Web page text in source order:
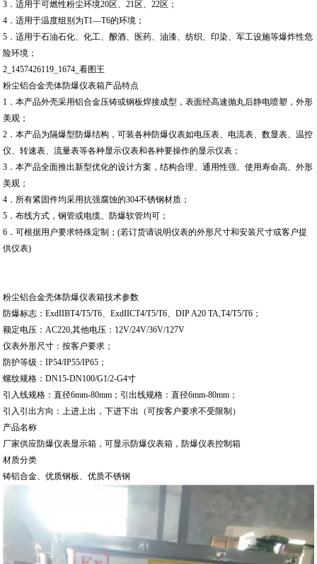
3．适用于可燃性粉尘环境20区、21区、22区；
4．适用于温度组别为T1—T6的环境；
5．适用于石油石化、化工、酿酒、医药、油漆、纺织、印染、军工设施等爆炸性危
险环境；
2_1457426119_1674_看图王
粉尘铝合金壳体防爆仪表箱产品特点
1．本产品外壳采用铝合金压铸或钢板焊接成型，表面经高速抛丸后静电喷塑，外形
美观；
2．本产品为隔爆型防爆结构，可装各种防爆仪表如电压表、电流表、数显表、温控
仪、转速表、流量表等各种显示仪表和各种要操作的显示仪表；
3．本产品全面推出新型优化的设计方案，结构合理、通用性强、使用寿命高、外形
美观；
4．所有紧固件均采用抗强腐蚀的304不锈钢材质；
5．布线方式，钢管或电缆、防爆软管均可；
6．可根据用户要求特殊定制；(若订货请说明仪表的外形尺寸和安装尺寸或客户提
供仪表)
粉尘铝合金壳体防爆仪表箱技术参数
防爆标志：ExdIIBT4/T5/T6、ExdIICT4/T5/T6、DIP A20 TA,T4/T5/T6；
额定电压：AC220,其他电压：12V/24V/36V/127V
仪表外形尺寸：按客户要求；
防护等级：IP54/IP55/IP65；
螺纹规格：DN15-DN100/G1/2-G4寸
引入线规格：直径6mm-80mm；引出线规格：直径6mm-80mm；
引入引出方向：上进上出，下进下出（可按客户要求不受限制）
产品名称
厂家供应防爆仪表显示箱，可显示防爆仪表箱，防爆仪表控制箱
材质分类
铸铝合金、优质钢板、优质不锈钢